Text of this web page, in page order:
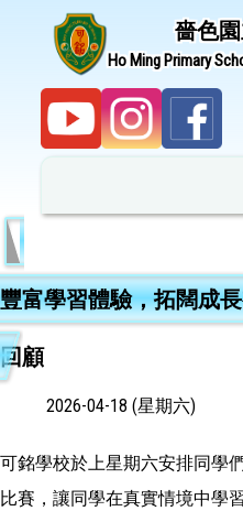
嗇色
Ho Ming Primary
豐富學習體驗，拓闊成
回顧
2026-04-18 (星期六)
可銘學校於上星期六安排同學
比賽，讓同學在真實情境中學